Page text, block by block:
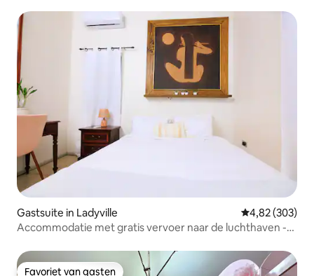
Gastsuite in Ladyville Gemiddelde
4,82 (303)
Accommodatie met gratis vervoer naar de luchthaven -
Favoriet van gasten